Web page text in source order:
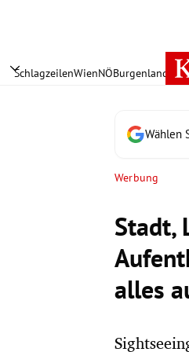
SchlagzeilenWienNÖBurgenland
Wählen
Werbung
Stadt,
alles